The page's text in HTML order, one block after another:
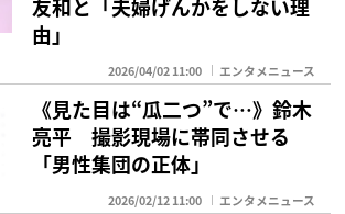
友和と「夫婦げんかをしない理
由」
2026/04/02 11:00 エンタメニュース
《見た目は“瓜二つ”で…》鈴木
亮平 撮影現場に帯同させる
「男性集団の正体」
2026/02/12 11:00 エンタメニュース